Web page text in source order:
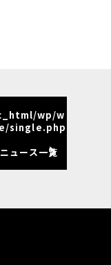
wp/w
single.php
ース一覧